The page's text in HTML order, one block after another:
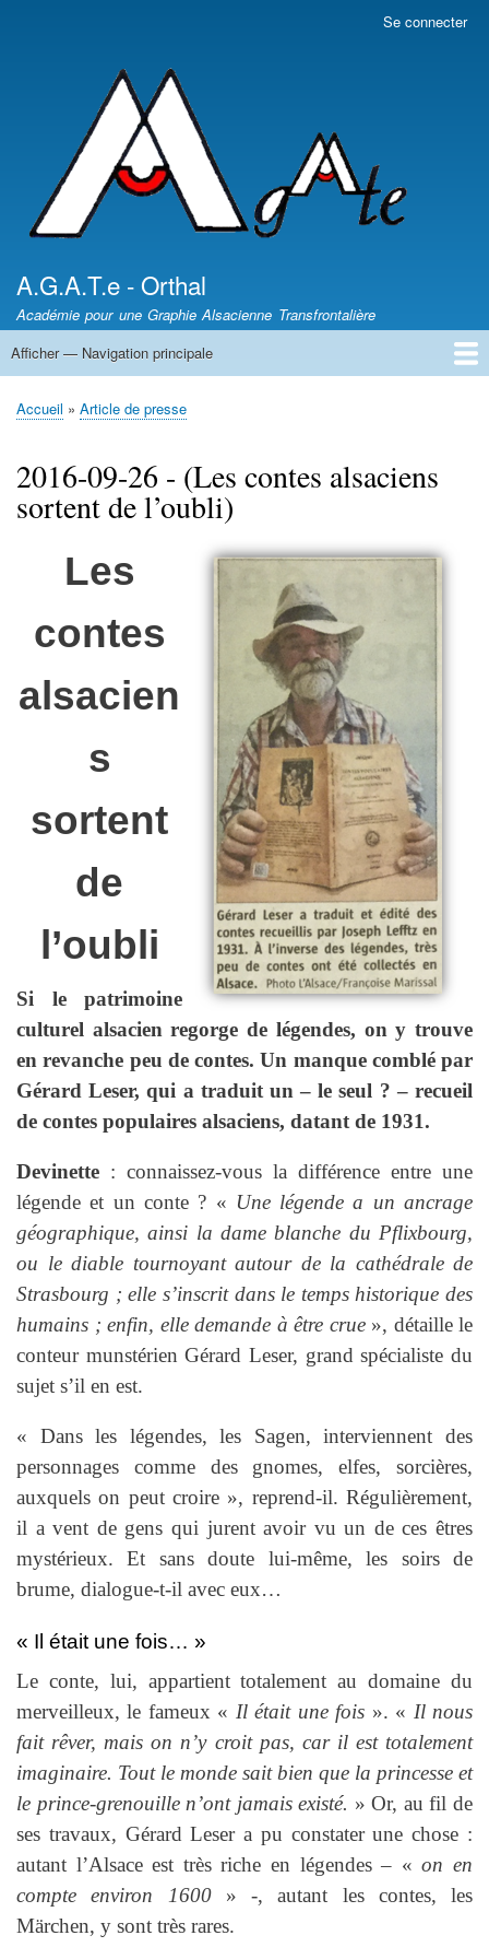
l'utilisateur
Se connecter
A.G.A.T.e - Orthal
Académie pour une Graphie Alsacienne Transfrontalière
Navigation
Afficher — Navigation principale
News - Nèikheit
DICTIONNAIRES /
Article de presse
Les auteurs
Sentiers des Poètes
Leçons d'Alsacien
Uf Elsassisch
Wortkaschtla
Qui somme nous ?
Fil
Accueil Article de presse
2016-09-26 - (Les contes alsaciens
sortent de l’oubli)
Les
contes
alsacien
s
sortent
de
l’oubli
Si le patrimoine
culturel alsacien regorge de légendes, on y trouve
en revanche peu de contes. Un manque comblé par
Gérard Leser, qui a traduit un – le seul ? – recueil
de contes populaires alsaciens, datant de 1931.
Devinette : connaissez-vous la différence entre une
légende et un conte ? « Une légende a un ancrage
géographique, ainsi la dame blanche du Pflixbourg,
ou le diable tournoyant autour de la cathédrale de
Strasbourg ; elle s’inscrit dans le temps historique des
humains ; enfin, elle demande à être crue », détaille le
conteur munstérien Gérard Leser, grand spécialiste du
sujet s’il en est.
« Dans les légendes, les Sagen, interviennent des
personnages comme des gnomes, elfes, sorcières,
auxquels on peut croire », reprend-il. Régulièrement,
il a vent de gens qui jurent avoir vu un de ces êtres
mystérieux. Et sans doute lui-même, les soirs de
brume, dialogue-t-il avec eux…
« Il était une fois… »
Le conte, lui, appartient totalement au domaine du
merveilleux, le fameux « Il était une fois ». « Il nous
fait rêver, mais on n’y croit pas, car il est totalement
imaginaire. Tout le monde sait bien que la princesse et
le prince-grenouille n’ont jamais existé. » Or, au fil de
ses travaux, Gérard Leser a pu constater une chose :
autant l’Alsace est très riche en légendes – «on en
compte environ 1600» -, autant les contes, les
Märchen, y sont très rares.